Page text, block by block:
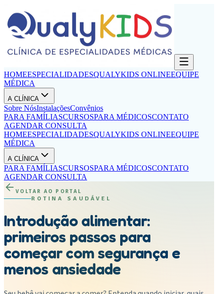
HOMEESPECIALIDADESQUALYKIDS ONLINEEQUIPE
MÉDICA
A CLÍNICA
Sobre NósInstalaçõesConvênios
PARA FAMÍLIASCURSOSPARA MÉDICOSCONTATO
AGENDAR CONSULTA
HOMEESPECIALIDADESQUALYKIDS ONLINEEQUIPE
MÉDICA
A CLÍNICA
PARA FAMÍLIASCURSOSPARA MÉDICOSCONTATO
AGENDAR CONSULTA
VOLTAR AO PORTAL
ROTINA SAUDÁVEL
Introdução alimentar:
primeiros passos para
começar com segurança e
menos ansiedade